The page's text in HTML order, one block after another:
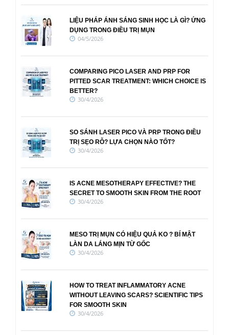
LIỆU PHÁP ÁNH SÁNG SINH HỌC LÀ GÌ? ỨNG
DỤNG TRONG ĐIỀU TRỊ MỤN
04/5/2026
COMPARING PICO LASER AND PRP FOR
PITTED SCAR TREATMENT: WHICH CHOICE IS
BETTER?
30/4/2026
SO SÁNH LASER PICO VÀ PRP TRONG ĐIỀU
TRỊ SẸO RỖ? LỰA CHỌN NÀO TỐT?
30/4/2026
IS ACNE MESOTHERAPY EFFECTIVE? THE
SECRET TO SMOOTH SKIN FROM THE ROOT
30/4/2026
MESO TRỊ MỤN CÓ HIỆU QUẢ KO ? BÍ MẬT
LÀN DA LÁNG MỊN TỪ GỐC
30/4/2026
HOW TO TREAT INFLAMMATORY ACNE
WITHOUT LEAVING SCARS? SCIENTIFIC TIPS
FOR SMOOTH SKIN
30/4/2026